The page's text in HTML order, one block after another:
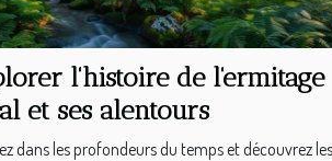
l'histoire de l'ermitage
et ses alentours
dans les profondeurs du temps et découvrez les